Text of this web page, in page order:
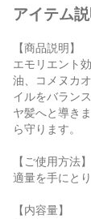
アイテム
【商品説明】
エモリエント
油、コメヌカ
イルをバラン
ヤ髪へと導き
ら守ります。
【ご使用方法】
適量を手にと
【内容量】